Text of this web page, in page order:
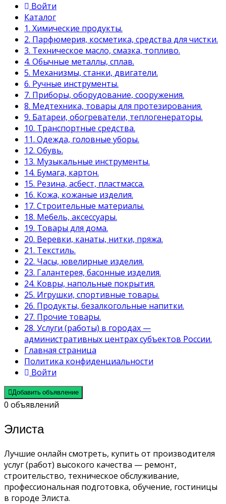
Войти
Каталог
1. Химические продукты.
2. Парфюмерия, косметика, средства для чистки.
3. Техническое масло, смазка, топливо.
4. Обычные металлы, сплав.
5. Механизмы, станки, двигатели.
6. Ручные инструменты.
7. Приборы, оборудование, сооружения.
8. Медтехника, товары для протезирования.
9. Батареи, обогреватели, теплогенераторы.
10. Транспортные средства.
11. Одежда, головные уборы.
12. Обувь.
13. Музыкальные инструменты.
14. Бумага, картон.
15. Резина, асбест, пластмасса.
16. Кожа, кожаные изделия.
17. Строительные материалы.
18. Мебель, аксессуары.
19. Товары для дома.
20. Веревки, канаты, нитки, пряжа.
21. Текстиль.
22. Часы, ювелирные изделия.
23. Галантерея, басонные изделия.
24. Ковры, напольные покрытия.
25. Игрушки, спортивные товары.
26. Продукты, безалкогольные напитки.
27. Прочие товары.
28. Услуги (работы) в городах —
административных центрах субъектов России.
Главная страница
Политика конфиденциальности
Войти
Добавить объявление
0 объявлений
Элиста
Лучшие онлайн смотреть, купить от производителя
услуг (работ) высокого качества — ремонт,
строительство, техническое обслуживание,
профессиональная подготовка, обучение, гостиницы
в городе Элиста.